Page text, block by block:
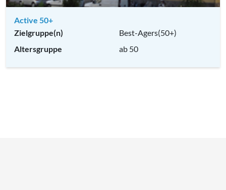
Active 50+
Zielgruppe(n)
Best-Agers(50+)
Altersgruppe
ab 50